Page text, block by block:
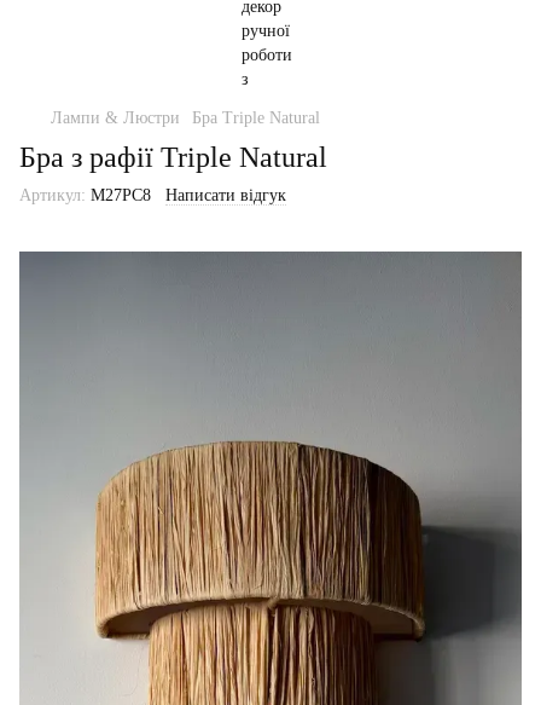
Лампи & Люстри Бра Triple Natural
Бра з рафії Triple Natural
Артикул: M27PC8 Написати відгук